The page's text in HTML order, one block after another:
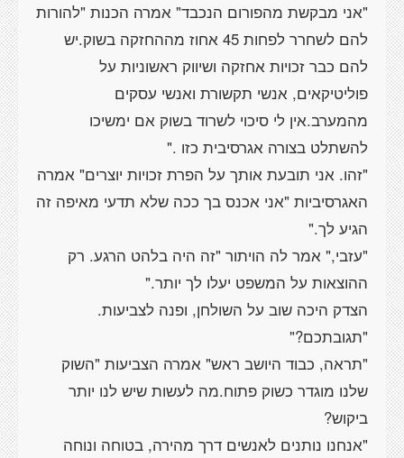
"אני מבקשת מהפורום הנכבד" אמרה הכנות "להורות
להם לשחרר לפחות 45 אחוז מההחזקה בשוק.יש
להם כבר זכויות אחזקה ושיווק ראשוניות על
פוליטיקאים, אנשי תקשורת ואנשי עסקים
מהמערב.אין לי סיכוי לשרוד בשוק אם ימשיכו
להשתלט בצורה אגרסיבית כזו ."
"זהו. אני תובעת אותך על הפרת זכויות יוצרים" אמרה
האגרסיביות "אני אכנס בך ככה שלא תדעי מאיפה זה
הגיע לך."
"עזבי," אמר לה הויתור "זה היה בלהט הרגע. רק
ההוצאות על המשפט יעלו לך יותר."
הצדק היכה שוב על השולחן, ופנה לצביעות.
"תגובתכם?"
"תראה, כבוד היושב ראש" אמרה הצביעות "השוק
שלנו מוגדר כשוק פתוח.מה לעשות שיש לנו יותר
ביקוש?
"אנחנו נותנים לאנשים דרך מהירה, בטוחה ונוחה